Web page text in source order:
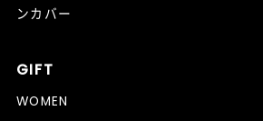
ンカバー
GIFT
WOMEN